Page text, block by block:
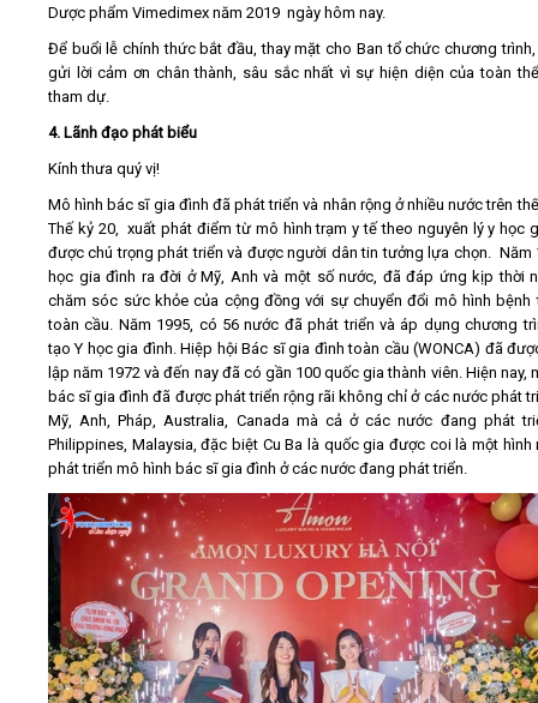
Dược phẩm Vimedimex năm 2019 ngày hôm nay.
Để buổi lễ chính thức bắt đầu, thay mặt cho Ban tổ chức chương trình,
gửi lời cảm ơn chân thành, sâu sắc nhất vì sự hiện diện của toàn
tham dự.
4. Lãnh đạo phát biểu
Kính thưa quý vị!
Mô hình bác sĩ gia đình đã phát triển và nhân rộng ở nhiều nước trên
Thế kỷ 20, xuất phát điểm từ mô hình trạm y tế theo nguyên lý y học
được chú trọng phát triển và được người dân tin tưởng lựa chọn. Năm
học gia đình ra đời ở Mỹ, Anh và một số nước, đã đáp ứng kịp thời
chăm sóc sức khỏe của cộng đồng với sự chuyển đổi mô hình bệnh
toàn cầu. Năm 1995, có 56 nước đã phát triển và áp dụng chương
tạo Y học gia đình. Hiệp hội Bác sĩ gia đình toàn cầu (WONCA) đã
lập năm 1972 và đến nay đã có gần 100 quốc gia thành viên. Hiện nay,
bác sĩ gia đình đã được phát triển rộng rãi không chỉ ở các nước phát
Mỹ, Anh, Pháp, Australia, Canada mà cả ở các nước đang phát
Philippines, Malaysia, đặc biệt Cu Ba là quốc gia được coi là một hình
phát triển mô hình bác sĩ gia đình ở các nước đang phát triển.